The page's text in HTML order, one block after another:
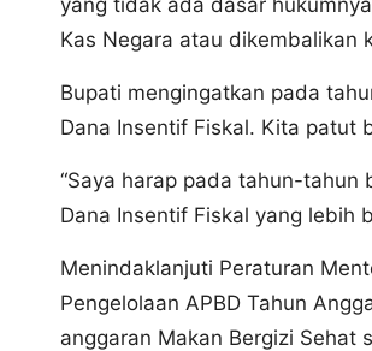
Kas Negara atau dikembalikan
Bupati mengingatkan pada
Dana Insentif Fiskal. Kita patut
“Saya harap pada tahun-tahun
Dana Insentif Fiskal yang lebih
Menindaklanjuti Peraturan
Pengelolaan APBD Tahun
anggaran Makan Bergizi Sehat